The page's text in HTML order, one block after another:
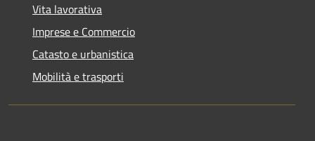
Vita lavorativa
Imprese e Commercio
Catasto e urbanistica
Mobilità e trasporti